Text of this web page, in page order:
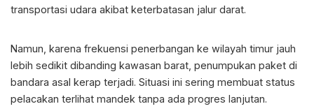
transportasi udara akibat keterbatasan jalur darat.
Namun, karena frekuensi penerbangan ke wilayah timur jauh
lebih sedikit dibanding kawasan barat, penumpukan paket di
bandara asal kerap terjadi. Situasi ini sering membuat status
pelacakan terlihat mandek tanpa ada progres lanjutan.